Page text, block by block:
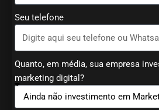
Seu telefone
Quanto, em média, sua empresa
marketing digital?